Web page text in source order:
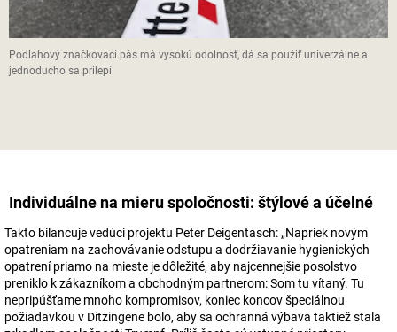
Podlahový značkovací pás má vysokú odolnosť, dá sa použiť univerzálne a
jednoducho sa prilepí.
Individuálne na mieru spoločnosti: štýlové a účelné
Takto bilancuje vedúci projektu Peter Deigentasch: „Napriek novým
opatreniam na zachovávanie odstupu a dodržiavanie hygienických
opatrení priamo na mieste je dôležité, aby najcennejšie posolstvo
preniklo k zákazníkom a obchodným partnerom: Som tu vítaný. Tu
nepripúšťame mnoho kompromisov, koniec koncov špeciálnou
požiadavkou v Ditzingene bolo, aby sa ochranná výbava taktiež stala